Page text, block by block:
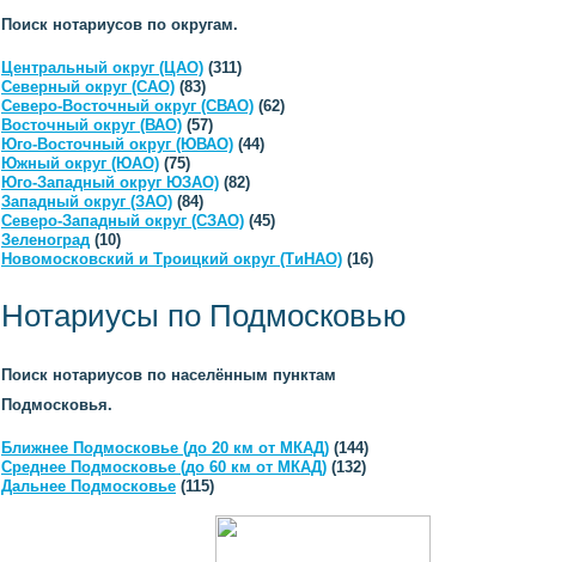
Поиск нотариусов по округам.
Центральный округ (ЦАО) (311)
Северный округ (САО) (83)
Северо-Восточный округ (СВАО) (62)
Восточный округ (ВАО) (57)
Юго-Восточный округ (ЮВАО) (44)
Южный округ (ЮАО) (75)
Юго-Западный округ ЮЗАО) (82)
Западный округ (ЗАО) (84)
Северо-Западный округ (СЗАО) (45)
Зеленоград (10)
Новомосковский и Троицкий округ (ТиНАО) (16)
Нотариусы по Подмосковью
Поиск нотариусов по населённым пунктам
Подмосковья.
Ближнее Подмосковье (до 20 км от МКАД) (144)
Среднее Подмосковье (до 60 км от МКАД) (132)
Дальнее Подмосковье (115)